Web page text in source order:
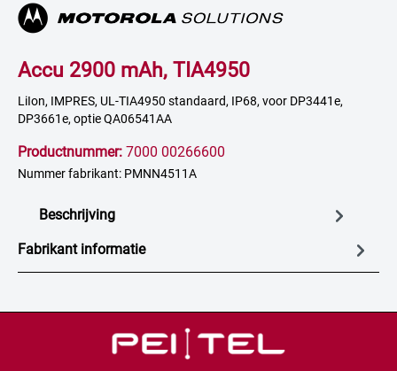
Accu 2900 mAh, TIA4950
LiIon, IMPRES, UL-TIA4950 standaard, IP68, voor DP3441e,
DP3661e, optie QA06541AA
Productnummer: 7000 00266600
Nummer fabrikant: PMNN4511A
Beschrijving
Fabrikant informatie